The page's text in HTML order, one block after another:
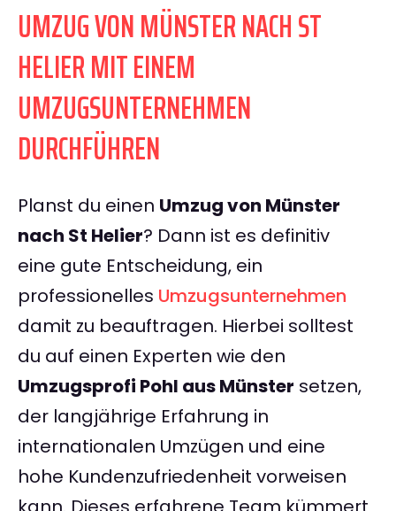
UMZUG VON MÜNSTER NACH ST
HELIER MIT EINEM
UMZUGSUNTERNEHMEN
DURCHFÜHREN
Planst du einen Umzug von Münster
nach St Helier? Dann ist es definitiv
eine gute Entscheidung, ein
professionelles Umzugsunternehmen
damit zu beauftragen. Hierbei solltest
du auf einen Experten wie den
Umzugsprofi Pohl aus Münster setzen,
der langjährige Erfahrung in
internationalen Umzügen und eine
hohe Kundenzufriedenheit vorweisen